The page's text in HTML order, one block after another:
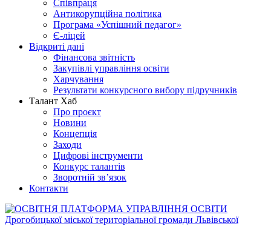
Співпраця
Антикорупційна політика
Програма «Успішний педагог»
Є-ліцей
Відкриті дані
Фінансова звітність
Закупівлі управління освіти
Харчування
Результати конкурсного вибору підручників
Талант Хаб
Про проєкт
Новини
Концепція
Заходи
Цифрові інструменти
Конкурс талантів
Зворотній зв’язок
Контакти